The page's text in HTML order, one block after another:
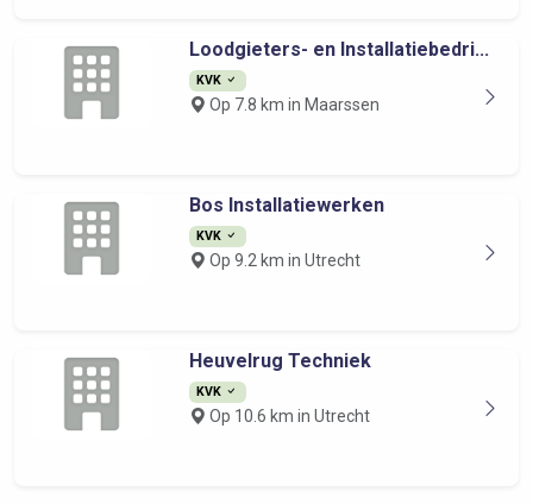
Loodgieters- en Installatiebedri...
KVK
Op 7.8 km in Maarssen
Bos Installatiewerken
KVK
Op 9.2 km in Utrecht
Heuvelrug Techniek
KVK
Op 10.6 km in Utrecht